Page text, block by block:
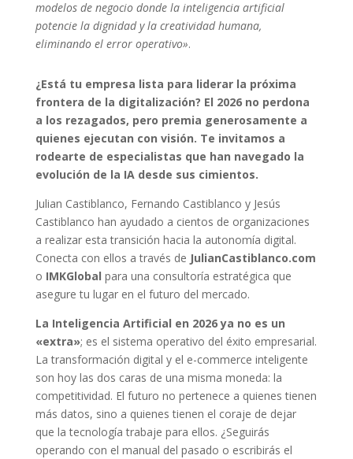
modelos de negocio donde la inteligencia artificial
potencie la dignidad y la creatividad humana,
eliminando el error operativo».
¿Está tu empresa lista para liderar la próxima
frontera de la digitalización? El 2026 no perdona
a los rezagados, pero premia generosamente a
quienes ejecutan con visión. Te invitamos a
rodearte de especialistas que han navegado la
evolución de la IA desde sus cimientos.
Julian Castiblanco, Fernando Castiblanco y Jesús
Castiblanco han ayudado a cientos de organizaciones
a realizar esta transición hacia la autonomía digital.
Conecta con ellos a través de JulianCastiblanco.com
o IMKGlobal para una consultoría estratégica que
asegure tu lugar en el futuro del mercado.
La Inteligencia Artificial en 2026 ya no es un
«extra»; es el sistema operativo del éxito empresarial.
La transformación digital y el e-commerce inteligente
son hoy las dos caras de una misma moneda: la
competitividad. El futuro no pertenece a quienes tienen
más datos, sino a quienes tienen el coraje de dejar
que la tecnología trabaje para ellos. ¿Seguirás
operando con el manual del pasado o escribirás el